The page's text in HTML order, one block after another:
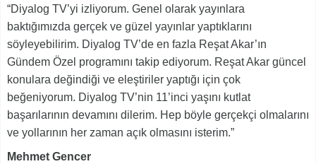
“Diyalog TV’yi izliyorum. Genel olarak yayınlara
baktığımızda gerçek ve güzel yayınlar yaptıklarını
söyleyebilirim. Diyalog TV’de en fazla Reşat Akar’ın
Gündem Özel programını takip ediyorum. Reşat Akar güncel
konulara değindiği ve eleştiriler yaptığı için çok
beğeniyorum. Diyalog TV’nin 11’inci yaşını kutlat
başarılarının devamını dilerim. Hep böyle gerçekçi olmalarını
ve yollarının her zaman açık olmasını isterim.”
Mehmet Gencer